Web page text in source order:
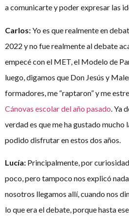
a comunicarte y poder expresar las
Carlos:Yo es que realmente en
2022 y no fue realmente al debate
empecé con el MET, el Modelo de
luego, digamos que Don Jesús y
formadores, me “raptaron” y me
Cánovas escolar del año pasado . Ya
verdad es que me ha gustado mucho
podido disfrutar en estos dos años.
Lucía: Principalmente, por
poco, pero tampoco nos explicó
nosotros llegamos allí, cuando nos
lo que era el debate, porque hasta